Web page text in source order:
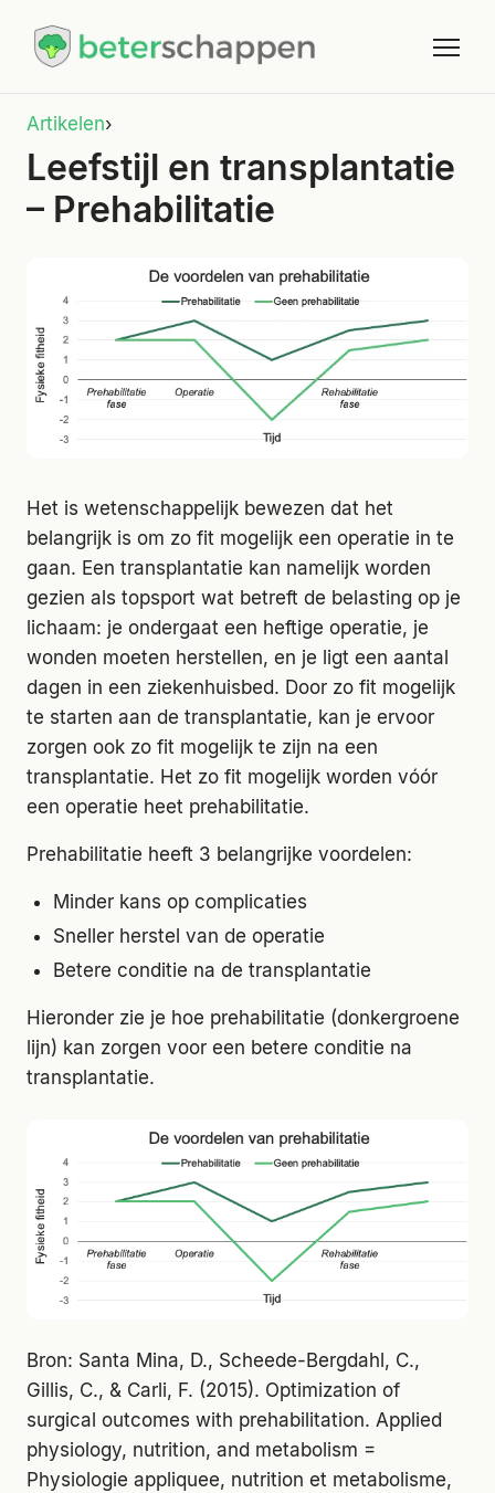
Artikelen›
Leefstijl en transplantatie
– Prehabilitatie
Het is wetenschappelijk bewezen dat het
belangrijk is om zo fit mogelijk een operatie in te
gaan. Een transplantatie kan namelijk worden
gezien als topsport wat betreft de belasting op je
lichaam: je ondergaat een heftige operatie, je
wonden moeten herstellen, en je ligt een aantal
dagen in een ziekenhuisbed. Door zo fit mogelijk
te starten aan de transplantatie, kan je ervoor
zorgen ook zo fit mogelijk te zijn na een
transplantatie. Het zo fit mogelijk worden vóór
een operatie heet prehabilitatie.
Prehabilitatie heeft 3 belangrijke voordelen:
Minder kans op complicaties
Sneller herstel van de operatie
Betere conditie na de transplantatie
Hieronder zie je hoe prehabilitatie (donkergroene
lijn) kan zorgen voor een betere conditie na
transplantatie.
Bron: Santa Mina, D., Scheede-Bergdahl, C.,
Gillis, C., & Carli, F. (2015). Optimization of
surgical outcomes with prehabilitation. Applied
physiology, nutrition, and metabolism =
Physiologie appliquee, nutrition et metabolisme,